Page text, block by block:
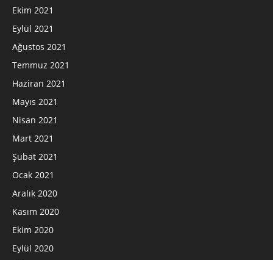
Ekim 2021
Eylül 2021
Ağustos 2021
Temmuz 2021
Haziran 2021
Mayıs 2021
Nisan 2021
Mart 2021
Şubat 2021
Ocak 2021
Aralık 2020
Kasım 2020
Ekim 2020
Eylül 2020